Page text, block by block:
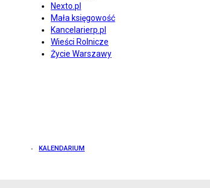
Nexto.pl
Mała księgowość
Kancelarierp.pl
Wieści Rolnicze
Życie Warszawy
KALENDARIUM